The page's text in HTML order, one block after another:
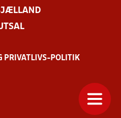
PRIVATLIVS-POLITIK